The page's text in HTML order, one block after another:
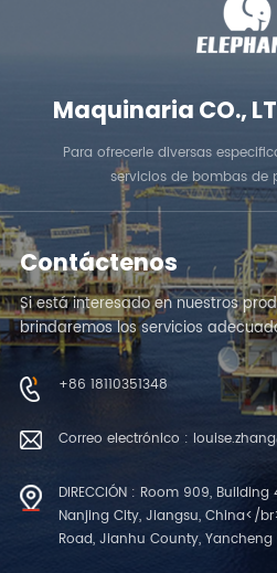
Maquinaria CO.,
Para ofrecerle diversas
servicios de bombas de
Contáctenos
Si está interesado en nuestros
brindaremos los servicios
+86 18110351348
Correo electrónico :
DIRECCIÓN : Room 909,
Nanjing City, Jiangsu, China</
Road, Jianhu County,